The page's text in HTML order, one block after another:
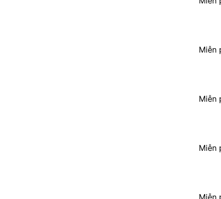
Miễn
Miễn
Miễn